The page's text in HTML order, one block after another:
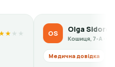
OS Olga Sidorova
Кошиця, 7-А · Google
Медична довідка